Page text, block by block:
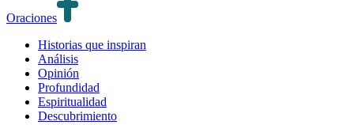
Oraciones
Historias que inspiran
Análisis
Opinión
Profundidad
Espiritualidad
Descubrimiento